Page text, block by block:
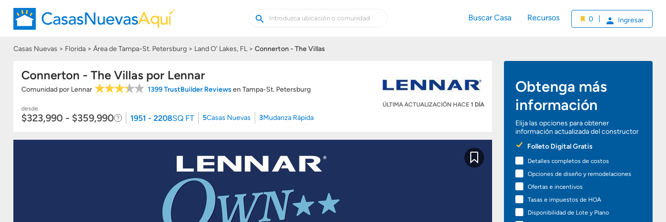
Buscar
casas
Buscar
Buscar Casa Recursos 0 Ingresar
Casas Nuevas Florida Área de Tampa-St. Petersburg Land O' Lakes, FL Connerton - The Villas
Connerton - The Villas por Lennar
Comunidad por Lennar 1399 TrustBuilder Reviews en Tampa-St. Petersburg
ÚLTIMA ACTUALIZACIÓN HACE 1 DÍA
desde
$323,990 - $359,990 1951 - 2208SQ FT 5Casas Nuevas 3Mudanza Rápida
Obtenga más
información
Elija las opciones para obtener
información actualizada del constructor
Preferred
Options
Folleto Digital Gratis
Detalles completos de costos
Opciones de diseño y remodelaciones
Ofertas e incentivos
Tasas e impuestos de HOA
Disponibilidad de Lote y Plano
Guardar